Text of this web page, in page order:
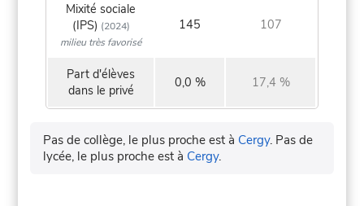
Mixité sociale
(IPS) (2024)
milieu très favorisé
145 107
Part d'élèves
dans le privé
0,0 % 17,4 %
Pas de collège, le plus proche est à Cergy. Pas de
lycée, le plus proche est à Cergy.